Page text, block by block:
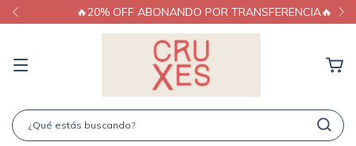
🔥20% OFF ABONANDO POR TRANSFERENCIA🔥